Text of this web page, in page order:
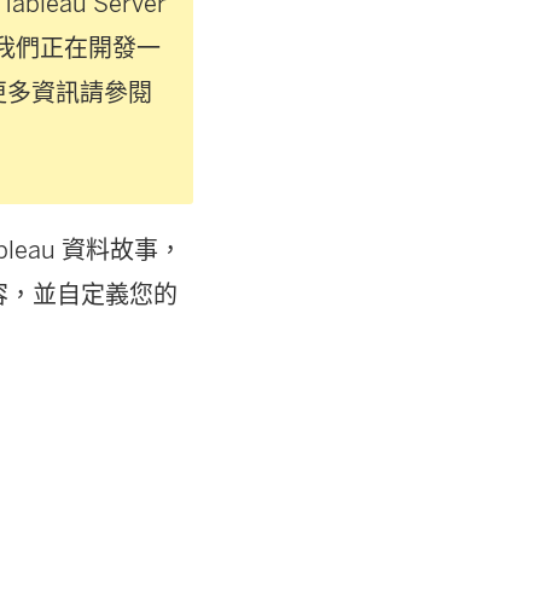
們正在開發一
資訊請參閱
資料故事，
並自定義您的